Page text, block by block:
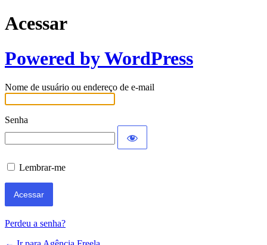
Acessar
Powered by WordPress
Nome de usuário ou endereço de e-mail
Senha
Lembrar-me
Perdeu a senha?